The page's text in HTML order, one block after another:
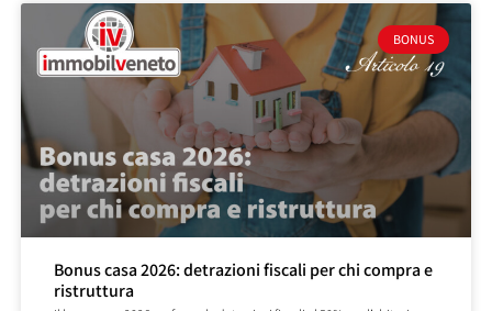
BONUS
Bonus casa 2026: detrazioni fiscali per chi compra e
ristruttura